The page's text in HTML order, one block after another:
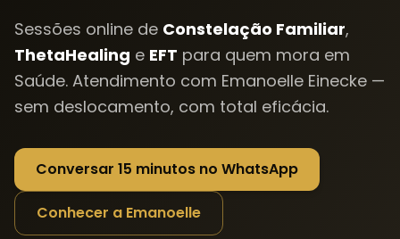
Sessões online de Constelação Familiar,
ThetaHealing e EFT para quem mora em
Saúde. Atendimento com Emanoelle Einecke —
sem deslocamento, com total eficácia.
Conversar 15 minutos no WhatsApp
Conhecer a Emanoelle